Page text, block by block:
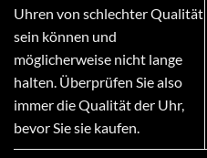
Uhren von schlechter Qualität
sein können und
möglicherweise nicht lange
halten. Überprüfen Sie also
immer die Qualität der Uhr,
bevor Sie sie kaufen.